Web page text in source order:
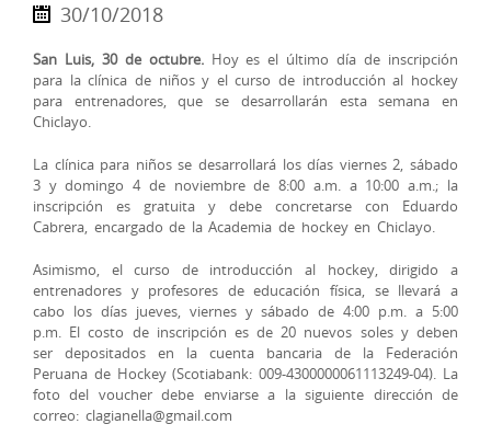
30/10/2018
San Luis, 30 de octubre.Hoy es el último día de inscripción
para la clínica de niños y el curso de introducción al hockey
para entrenadores, que se desarrollarán esta semana en
Chiclayo.
La clínica para niños se desarrollará los días viernes 2, sábado
3 y domingo 4 de noviembre de 8:00 a.m. a 10:00 a.m.; la
inscripción es gratuita y debe concretarse con Eduardo
Cabrera, encargado de la Academia de hockey en Chiclayo.
Asimismo, el curso de introducción al hockey, dirigido a
entrenadores y profesores de educación física, se llevará a
cabo los días jueves, viernes y sábado de 4:00 p.m. a 5:00
p.m. El costo de inscripción es de 20 nuevos soles y deben
ser depositados en la cuenta bancaria de la Federación
Peruana de Hockey (Scotiabank: 009-4300000061113249-04). La
foto del voucher debe enviarse a la siguiente dirección de
correo: clagianella@gmail.com